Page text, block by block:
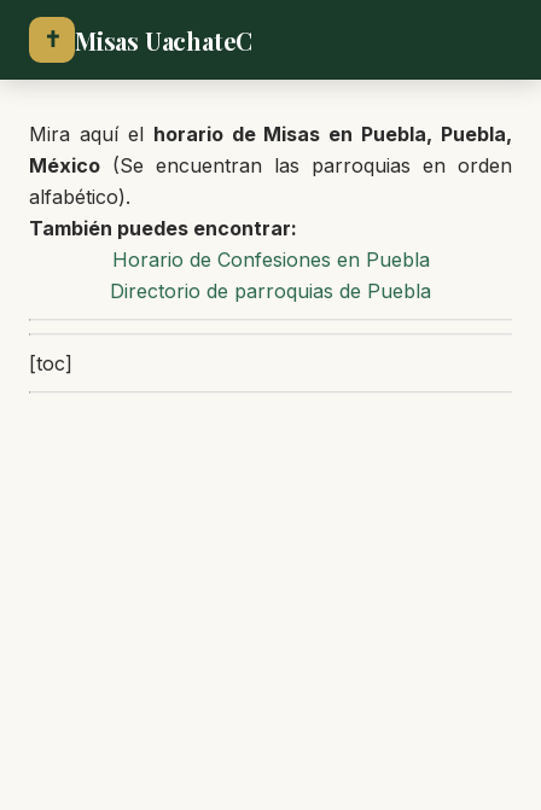
✝ Misas UachateC
Mira aquí el horario de Misas en Puebla, Puebla,
México (Se encuentran las parroquias en orden
alfabético).
También puedes encontrar:
Horario de Confesiones en Puebla
Directorio de parroquias de Puebla
[toc]